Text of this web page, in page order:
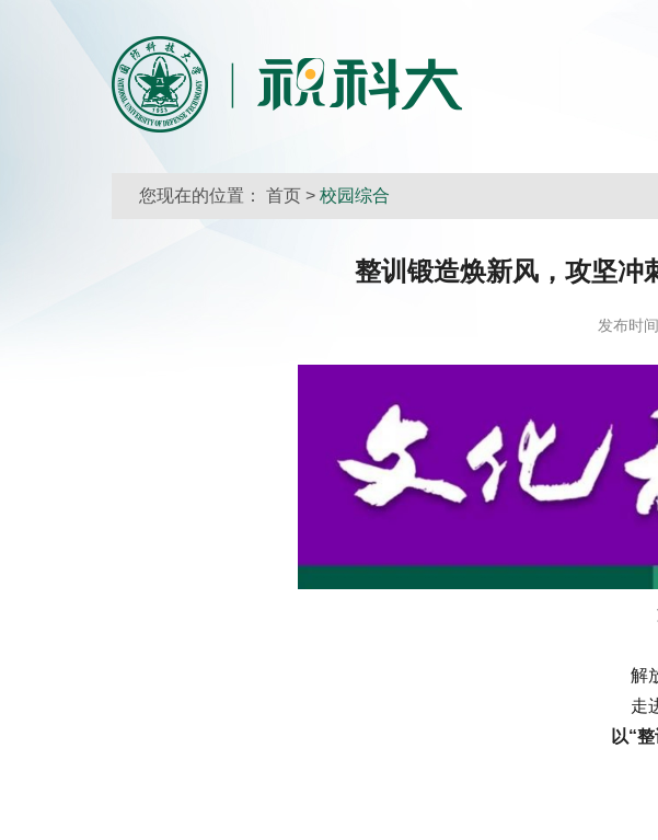
您现在的位置： 首页 > 校园综合
整训锻造焕新风，攻坚
发布时
解
走
以“